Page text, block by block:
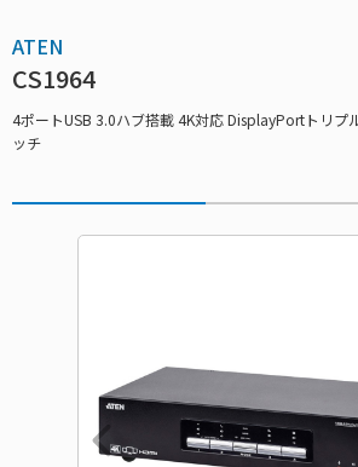
ATEN
CS1964
4ポートUSB 3.0ハブ搭載 4K対応 DisplayPortトリプ
ッチ